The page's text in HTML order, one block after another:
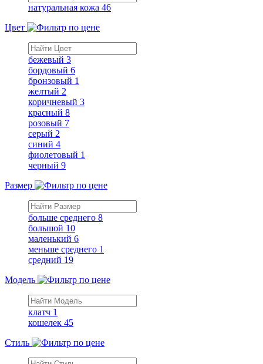
натуральная кожа 46
Цвет
бежевый 3
бордовый 6
бронзовый 1
желтый 2
коричневый 3
красный 8
розовый 7
серый 2
синий 4
фиолетовый 1
черный 9
Размер
больше среднего 8
большой 10
маленький 6
меньше среднего 1
средний 19
Модель
клатч 1
кошелек 45
Стиль